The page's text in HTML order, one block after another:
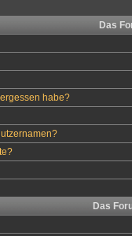
Das
habe?
Das